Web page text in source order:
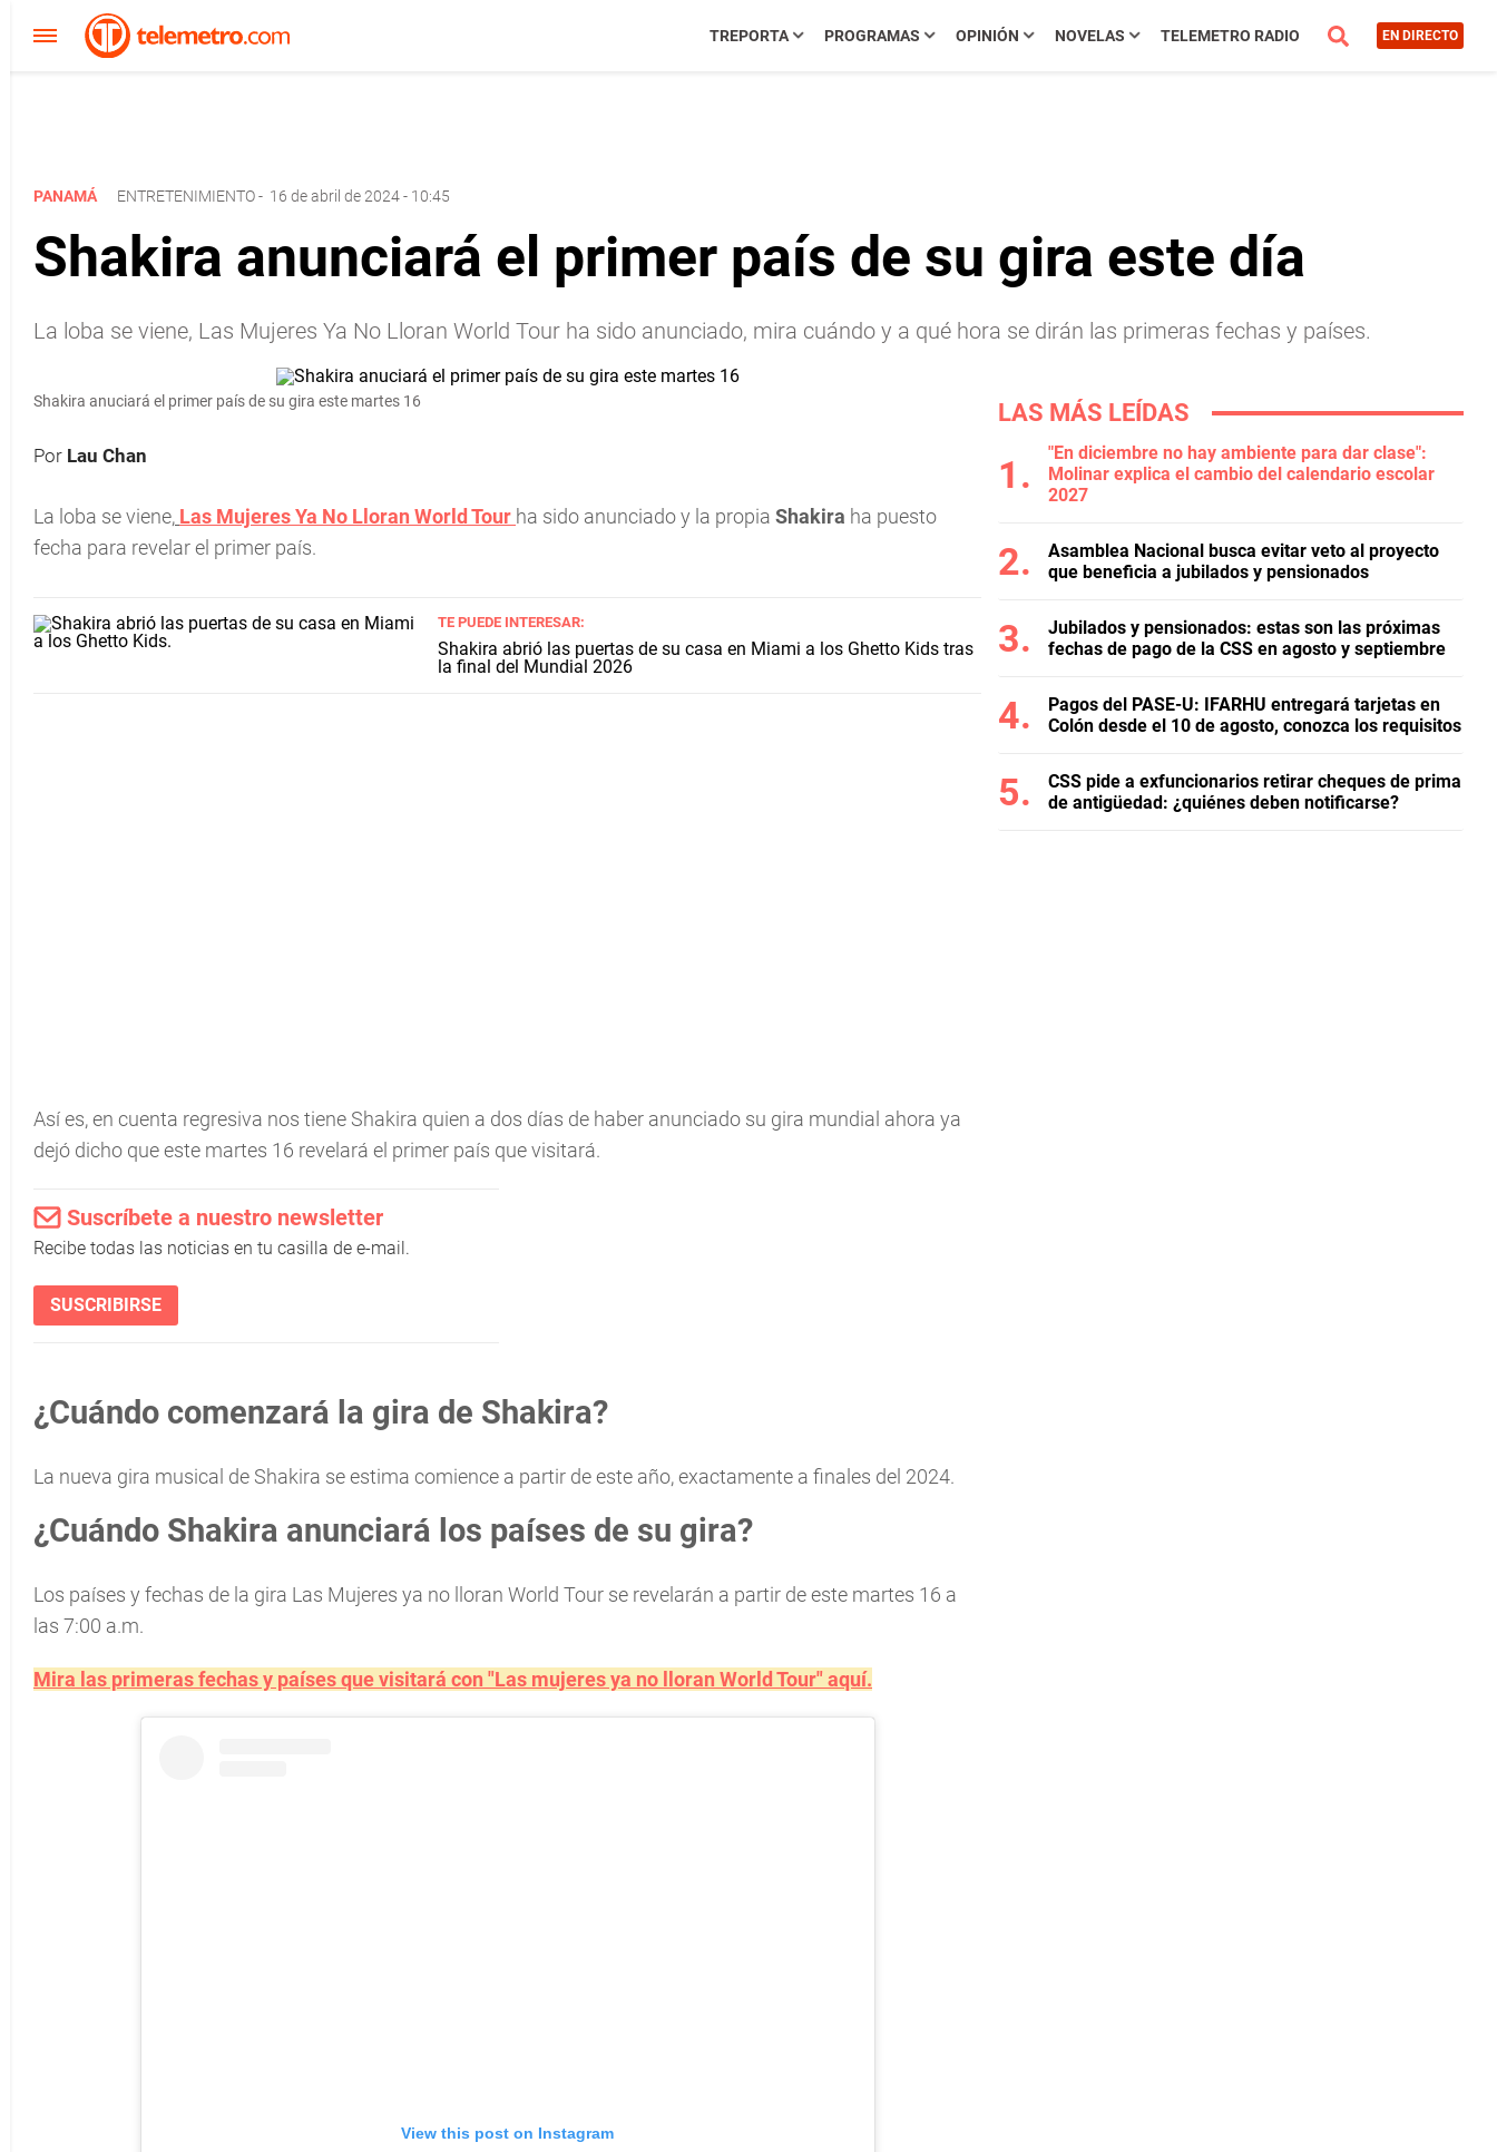
TREPORTA PROGRAMAS OPINIÓN NOVELAS TELEMETRO RADIO EN DIRECTO
PANAMÁ ENTRETENIMIENTO- 16 de abril de 2024 - 10:45
Shakira anunciará el primer país de su gira este día
La loba se viene, Las Mujeres Ya No Lloran World Tour ha sido anunciado, mira cuándo y a qué hora se dirán las primeras fechas y países.
Shakira anuciará el primer país de su gira este martes 16
Por Lau Chan
La loba se viene, Las Mujeres Ya No Lloran World Tour ha sido anunciado y la propia Shakira ha puesto
fecha para revelar el primer país.
TE PUEDE INTERESAR:
Shakira abrió las puertas de su casa en Miami a los Ghetto Kids tras
la final del Mundial 2026
Así es, en cuenta regresiva nos tiene Shakira quien a dos días de haber anunciado su gira mundial ahora ya
dejó dicho que este martes 16 revelará el primer país que visitará.
Suscríbete a nuestro newsletter
Recibe todas las noticias en tu casilla de e-mail.
SUSCRIBIRSE
¿Cuándo comenzará la gira de Shakira?
La nueva gira musical de Shakira se estima comience a partir de este año, exactamente a finales del 2024.
¿Cuándo Shakira anunciará los países de su gira?
Los países y fechas de la gira Las Mujeres ya no lloran World Tour se revelarán a partir de este martes 16 a
las 7:00 a.m.
Mira las primeras fechas y países que visitará con "Las mujeres ya no lloran World Tour" aquí.
View this post on Instagram
LAS MÁS LEÍDAS
"En diciembre no hay ambiente para dar clase":
Molinar explica el cambio del calendario escolar
2027
Asamblea Nacional busca evitar veto al proyecto
que beneficia a jubilados y pensionados
Jubilados y pensionados: estas son las próximas
fechas de pago de la CSS en agosto y septiembre
Pagos del PASE-U: IFARHU entregará tarjetas en
Colón desde el 10 de agosto, conozca los requisitos
CSS pide a exfuncionarios retirar cheques de prima
de antigüedad: ¿quiénes deben notificarse?